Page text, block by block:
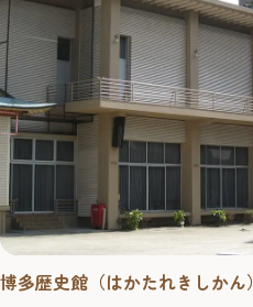
博多歴史館（はかたれきしかん）